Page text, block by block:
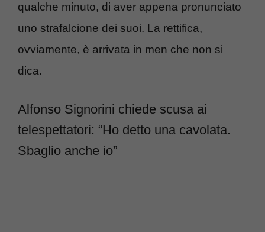
qualche minuto, di aver appena pronunciato
uno strafalcione dei suoi. La rettifica,
ovviamente, è arrivata in men che non si
dica.
Alfonso Signorini chiede scusa ai
telespettatori: “Ho detto una cavolata.
Sbaglio anche io”